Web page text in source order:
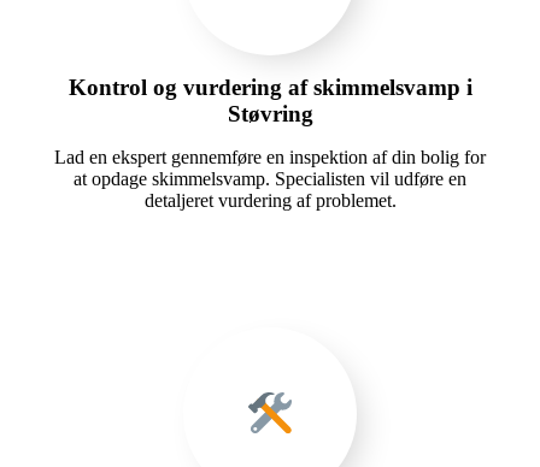
Kontrol og vurdering af skimmelsvamp i
Støvring
Lad en ekspert gennemføre en inspektion af din bolig for
at opdage skimmelsvamp. Specialisten vil udføre en
detaljeret vurdering af problemet.